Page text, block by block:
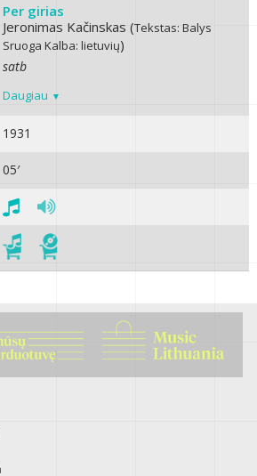
Per girias
Jeronimas Kačinskas (Tekstas: Balys
SruogaKalba: lietuvių)
satb
Daugiau
1931
05′